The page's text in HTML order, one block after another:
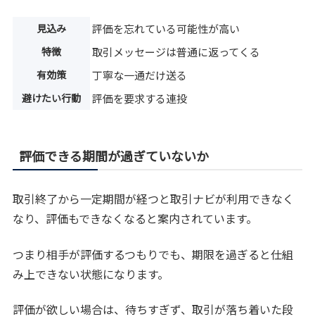
見込み 評価を忘れている可能性が高い
特徴 取引メッセージは普通に返ってくる
有効策 丁寧な一通だけ送る
避けたい行動 評価を要求する連投
評価できる期間が過ぎていないか
取引終了から一定期間が経つと取引ナビが利用できなく
なり、評価もできなくなると案内されています。
つまり相手が評価するつもりでも、期限を過ぎると仕組
み上できない状態になります。
評価が欲しい場合は、待ちすぎず、取引が落ち着いた段